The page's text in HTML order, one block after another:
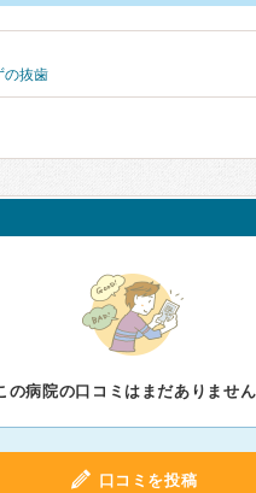
の抜歯
の病院の口コミはまだありません
口コミを投稿